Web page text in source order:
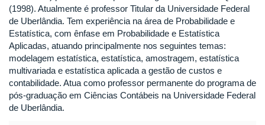
(1998). Atualmente é professor Titular da Universidade Federal
de Uberlândia. Tem experiência na área de Probabilidade e
Estatística, com ênfase em Probabilidade e Estatística
Aplicadas, atuando principalmente nos seguintes temas:
modelagem estatística, estatística, amostragem, estatística
multivariada e estatística aplicada a gestão de custos e
contabilidade. Atua como professor permanente do programa de
pós-graduação em Ciências Contábeis na Universidade Federal
de Uberlândia.